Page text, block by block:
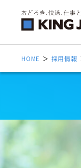
HOME ＞ 採用情報